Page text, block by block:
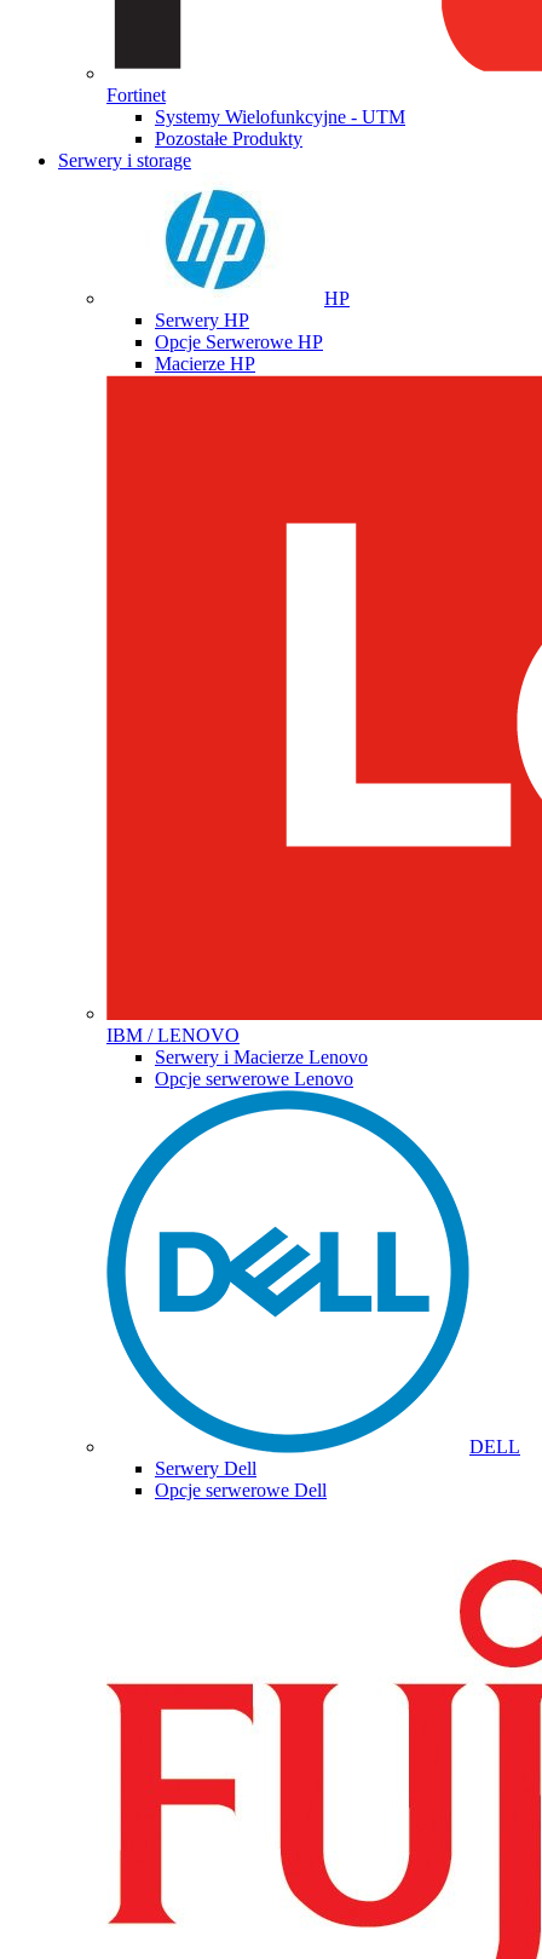
Fortinet
Systemy Wielofunkcyjne - UTM
Pozostałe Produkty
Serwery i storage
HP
Serwery HP
Opcje Serwerowe HP
Macierze HP
IBM / LENOVO
Serwery i Macierze Lenovo
Opcje serwerowe Lenovo
DELL
Serwery Dell
Opcje serwerowe Dell